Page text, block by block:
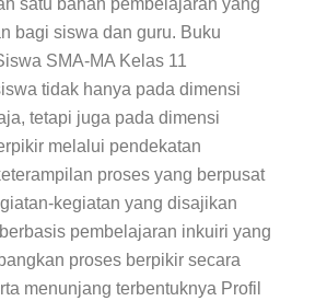
satu bahan pembelajaran yang
bagi siswa dan guru. Buku
SMA-MA Kelas 11
tidak hanya pada dimensi
tetapi juga pada dimensi
melalui pendekatan
proses yang berpusat
kegiatan yang disajikan
pembelajaran inkuiri yang
proses berpikir secara
menunjang terbentuknya Profil